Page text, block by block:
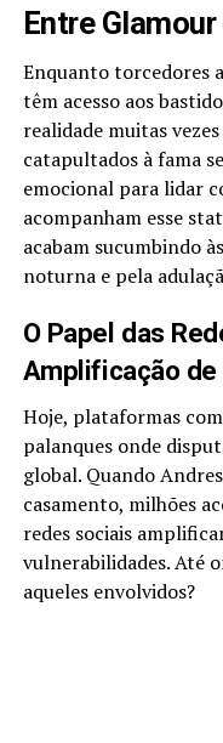
Entre
Enquanto torcedores
têm acesso aos
realidade muitas
catapultados à fama
emocional para lidar
acompanham esse
acabam sucumbindo
noturna e pela
O Papel das
Amplificação
Hoje, plataformas
palanques onde
global. Quando
casamento, milhões
redes sociais
vulnerabilidades. Até
aqueles envolvidos?